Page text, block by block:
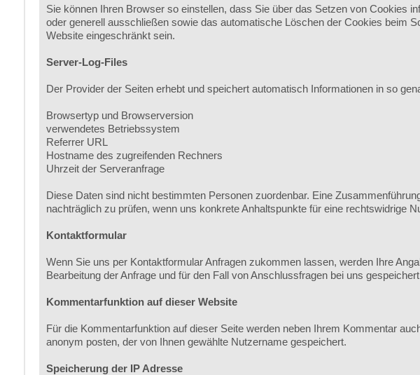
Sie können Ihren Browser so einstellen, dass Sie über das Setzen von Cookies
oder generell ausschließen sowie das automatische Löschen der Cookies beim
Website eingeschränkt sein.
Server-Log-Files
Der Provider der Seiten erhebt und speichert automatisch Informationen in so
Browsertyp und Browserversion
verwendetes Betriebssystem
Referrer URL
Hostname des zugreifenden Rechners
Uhrzeit der Serveranfrage
Diese Daten sind nicht bestimmten Personen zuordenbar. Eine
nachträglich zu prüfen, wenn uns konkrete Anhaltspunkte für eine rechtswidrige
Kontaktformular
Wenn Sie uns per Kontaktformular Anfragen zukommen lassen, werden Ihre
Bearbeitung der Anfrage und für den Fall von Anschlussfragen bei uns
Kommentarfunktion auf dieser Website
Für die Kommentarfunktion auf dieser Seite werden neben Ihrem Kommentar
anonym posten, der von Ihnen gewählte Nutzername gespeichert.
Speicherung der IP Adresse